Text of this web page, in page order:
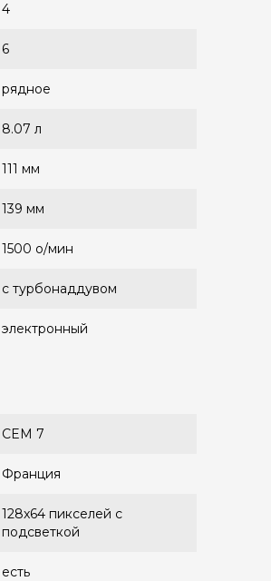
4
6
рядное
8.07 л
111 мм
139 мм
1500 о/мин
с турбонаддувом
электронный
СEM 7
Франция
128x64 пикселей с
подсветкой
есть